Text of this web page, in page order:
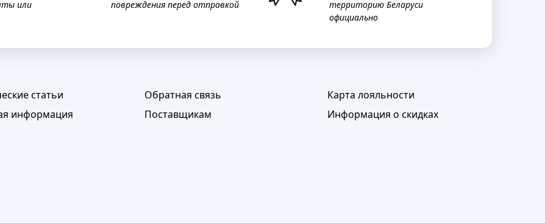
или
повреждения перед отправкой
территорию Беларуси
официально
статьи
информация
Обратная связь
Поставщикам
Карта лояльности
Информация о скидках